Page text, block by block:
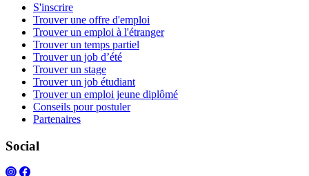
S'inscrire
Trouver une offre d'emploi
Trouver un emploi à l'étranger
Trouver un temps partiel
Trouver un job d’été
Trouver un stage
Trouver un job étudiant
Trouver un emploi jeune diplômé
Conseils pour postuler
Partenaires
Social